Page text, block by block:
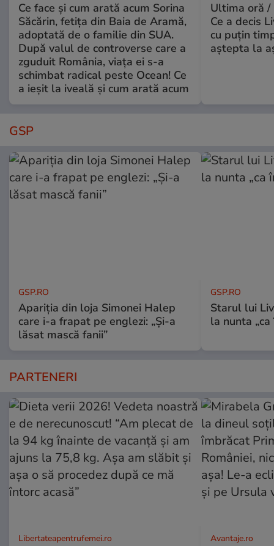
Ce face și cum arată acum Sorina
Săcărin, fetița din Baia de Aramă,
adoptată de o familie din SUA.
După valul de controverse care a
zguduit România, viața ei s-a
schimbat radical peste Ocean! Ce
a ieșit la iveală și cum arată acum
Ultima oră /
Ce a decis
cu puțin
aștepta la
GSP
GSP.RO
Apariția din loja Simonei Halep
care i-a frapat pe englezi: „Și-a
lăsat mască fanii”
GSP.RO
Starul lui
la nunta „ca
PARTENERI
Libertateapentrufemei.ro Avantaje.ro